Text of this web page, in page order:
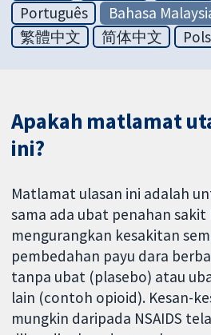
Português
Bahasa
繁體中文
简体中文
Apakah matlamat
ini?
Matlamat ulasan ini adalah
sama ada ubat penahan sakit
mengurangkan kesakitan
pembedahan payu dara
tanpa ubat (plasebo) atau
lain (contoh opioid). Kesan-
mungkin daripada NSAIDS